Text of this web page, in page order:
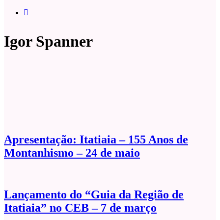
Igor Spanner
Apresentação: Itatiaia – 155 Anos de
Montanhismo – 24 de maio
Lançamento do “Guia da Região de
Itatiaia” no CEB – 7 de março